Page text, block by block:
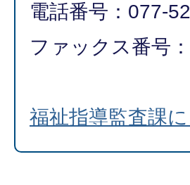
電話番号：077-
ファックス番号
福祉指導監査課